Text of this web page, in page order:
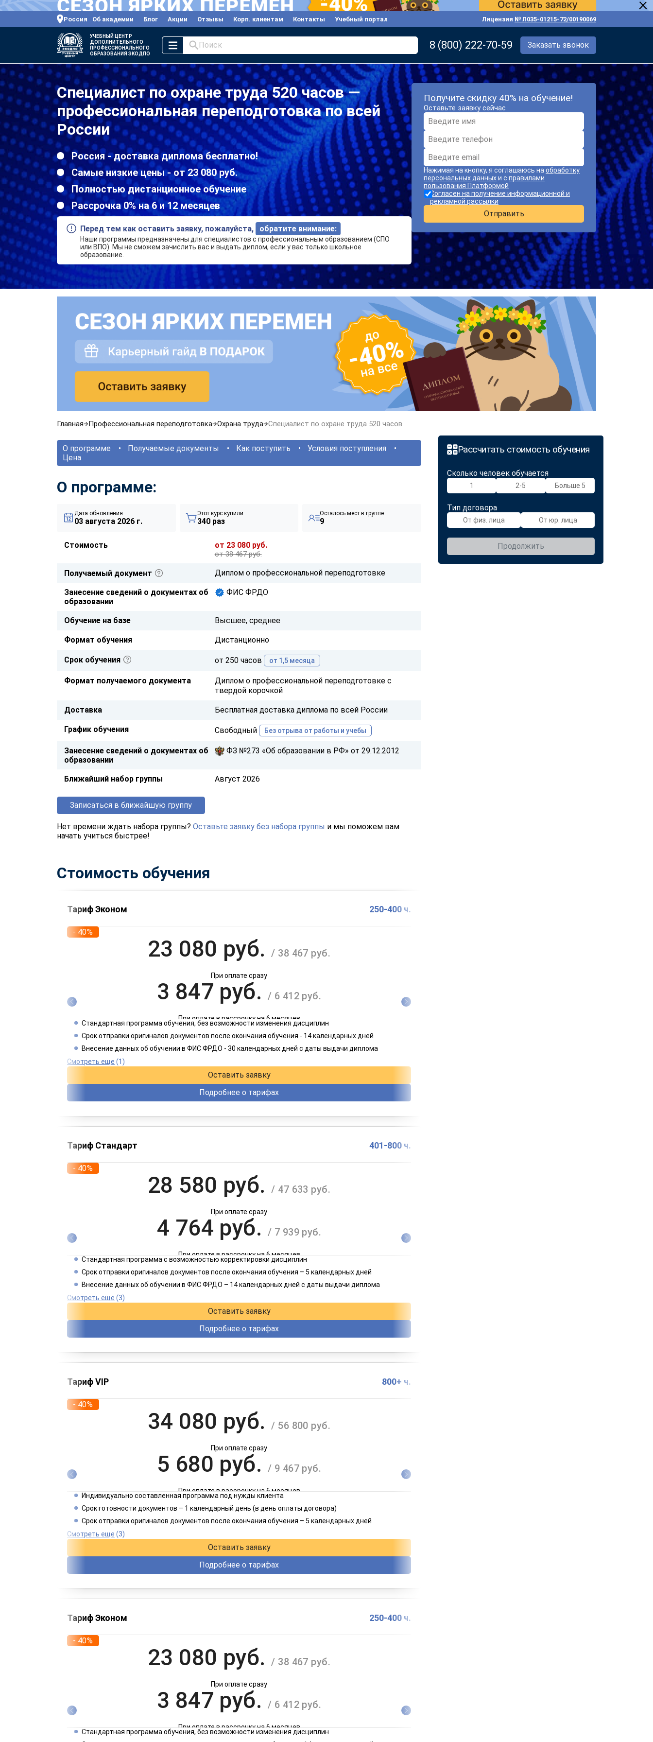
Россия Об академии Блог Акции Отзывы Корп. клиентам Контакты Учебный портал Лицензия № Л035-01215-72/00190069
УЧЕБНЫЙ ЦЕНТР
ДОПОЛНИТЕЛЬНОГО
ПРОФЕССИОНАЛЬНОГО
ОБРАЗОВАНИЯ ЭКОДПО
Поиск 8 (800) 222-70-59 Заказать звонок
Специалист по охране труда 520 часов —
профессиональная переподготовка по всей
России
Россия - доставка диплома бесплатно!
Самые низкие цены - от 23 080 руб.
Полностью дистанционное обучение
Рассрочка 0% на 6 и 12 месяцев
Перед тем как оставить заявку, пожалуйста, обратите внимание:
Наши программы предназначены для специалистов с профессиональным образованием (СПО
или ВПО). Мы не сможем зачислить вас и выдать диплом, если у вас только школьное
образование.
Получите скидку 40% на обучение!
Оставьте заявку сейчас
Нажимая на кнопку, я соглашаюсь на обработку
персональных данныхи с правилами
пользования Платформой
Согласен на получение информационной и
рекламной рассылки
Отправить
Главная Профессиональная переподготовка Охрана труда Специалист по охране труда 520 часов
Рассчитать стоимость обучения
Сколько человек обучается
1 2-5 Больше 5
Тип договора
От физ. лица От юр. лица
Продолжить
О программе Получаемые документы Как поступить
Условия поступления
Цена
О программе:
Дата обновления
03 августа 2026 г.
Этот курс купили
340 раз
Осталось мест в группе
9
Стоимость от 23 080 руб.
от 38 467 руб.
Получаемый документ Диплом о профессиональной переподготовке
Занесение сведений о документах об
образовании
ФИС ФРДО
Обучение на базе Высшее, среднее
Формат обучения Дистанционно
Срок обучения от 250 часов от 1,5 месяца
Формат получаемого документа
Диплом о профессиональной переподготовке с
твердой корочкой
Доставка Бесплатная доставка диплома по всей России
График обучения Свободный Без отрыва от работы и учебы
Занесение сведений о документах об
образовании
ФЗ №273 «Об образовании в РФ» от 29.12.2012
Ближайший набор группы Август 2026
Записаться в ближайшую группу
Нет времени ждать набора группы? Оставьте заявку без набора группы и мы поможем вам
начать учиться быстрее!
Стоимость обучения
Тариф Эконом 250-400 ч.
- 40%
23 080 руб./ 38 467 руб.
При оплате сразу
3 847 руб. / 6 412 руб.
При оплате в рассрочку на 6 месяцев
1 924 руб./ 3 206 руб.
Стандартная программа обучения, без возможности изменения дисциплин
Срок отправки оригиналов документов после окончания обучения - 14 календарных дней
Внесение данных об обучении в ФИС ФРДО - 30 календарных дней с даты выдачи диплома
Смотреть еще (1)
Оставить заявку
Подробнее о тарифах
Тариф Стандарт 401-800 ч.
- 40%
28 580 руб./ 47 633 руб.
При оплате сразу
4 764 руб. / 7 939 руб.
При оплате в рассрочку на 6 месяцев
2 382 руб./ 3 970 руб.
Стандартная программа с возможностью корректировки дисциплин
Срок отправки оригиналов документов после окончания обучения – 5 календарных дней
Внесение данных об обучении в ФИС ФРДО – 14 календарных дней с даты выдачи диплома
Смотреть еще (3)
Оставить заявку
Подробнее о тарифах
Тариф VIP 800+ ч.
- 40%
34 080 руб./ 56 800 руб.
При оплате сразу
5 680 руб. / 9 467 руб.
При оплате в рассрочку на 6 месяцев
2 840 руб./ 4 734 руб.
Индивидуально составленная программа под нужды клиента
Срок готовности документов – 1 календарный день (в день оплаты договора)
Срок отправки оригиналов документов после окончания обучения – 5 календарных дней
Смотреть еще (3)
Оставить заявку
Подробнее о тарифах
Тариф Эконом 250-400 ч.
- 40%
23 080 руб./ 38 467 руб.
При оплате сразу
3 847 руб. / 6 412 руб.
При оплате в рассрочку на 6 месяцев
Стандартная программа обучения, без возможности изменения дисциплин